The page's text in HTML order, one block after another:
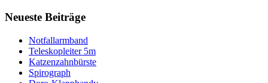
Neueste Beiträge
Notfallarmband
Teleskopleiter 5m
Katzenzahnbürste
Spirograph